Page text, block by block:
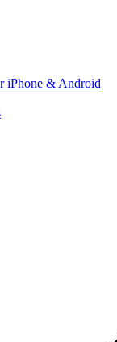
iPhone & Android